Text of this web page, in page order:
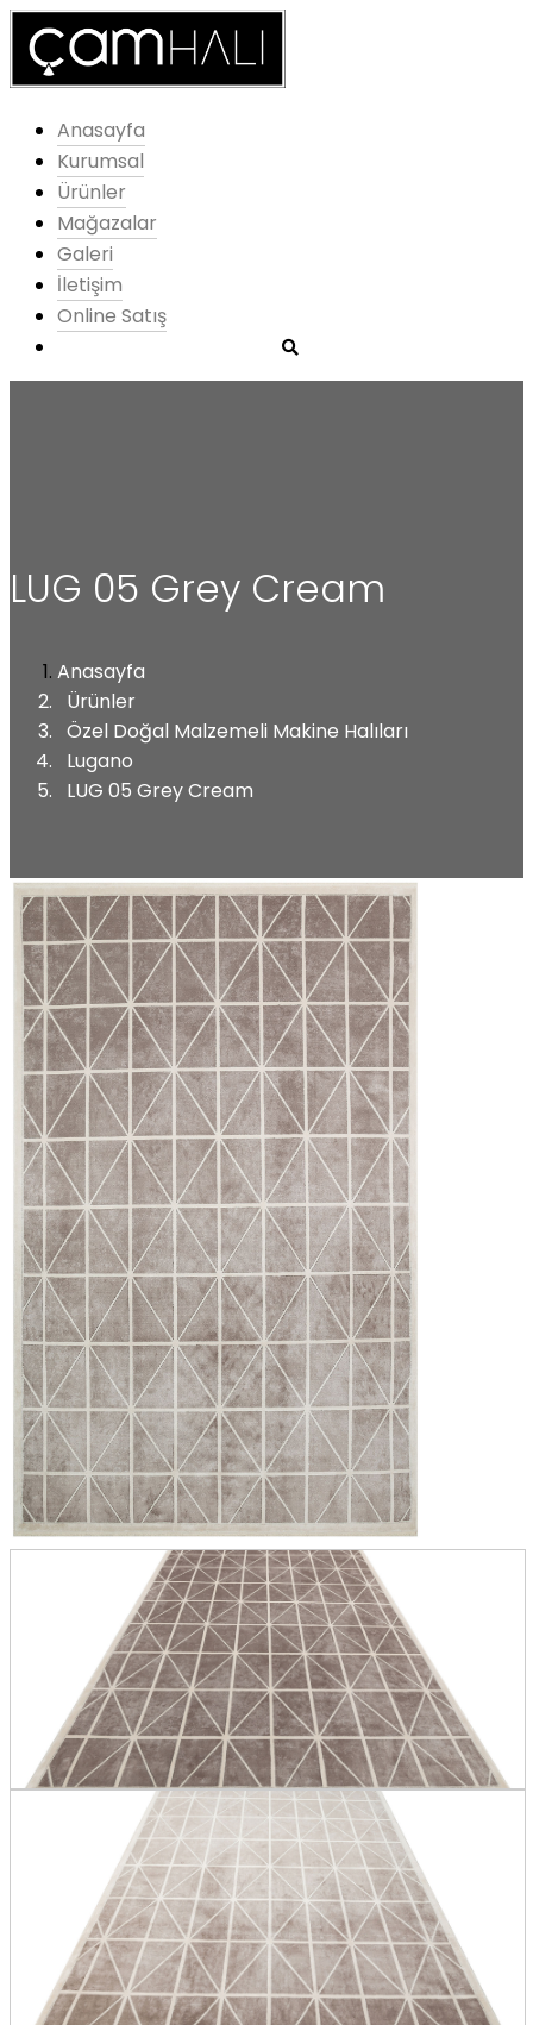
Anasayfa
Kurumsal
Ürünler
Mağazalar
Galeri
İletişim
Online Satış
LUG 05 Grey Cream
Anasayfa
Ürünler
Özel Doğal Malzemeli Makine Halıları
Lugano
LUG 05 Grey Cream